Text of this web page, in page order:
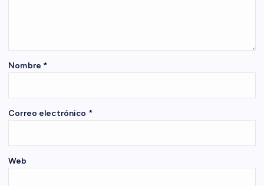
e
r
Nombre *
Correo electrónico *
Web